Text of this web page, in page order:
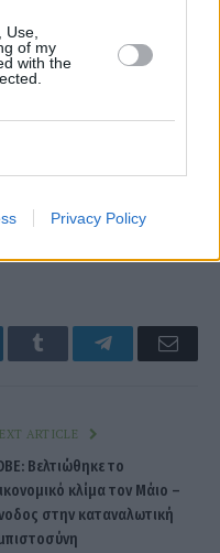
of my
with the
Privacy Policy
Tumblr Telegram
ARTICLE
Βελτιώθηκε το
κλίμα τον Μάιο –
στην καταναλωτική